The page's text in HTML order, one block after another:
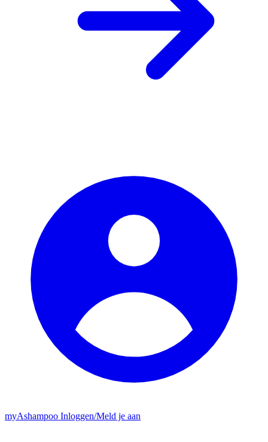
myAshampoo Inloggen/Meld je aan